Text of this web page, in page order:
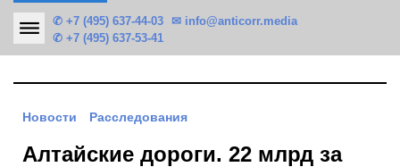
✆ +7 (495) 637-44-03
✆ +7 (495) 637-53-41
✉ info@anticorr.media
Новости Расследования
Алтайские дороги. 22 млрд за